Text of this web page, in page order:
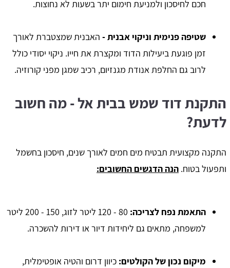
חכם לחיסכון ולמניעת חימום יתר בשעות לא נחוצות.
שטיפה פנימית וניקוי אבנית - האבנית שמצטברת לאורך
זמן פוגעת ביעילות הדוד ומקצרת את חייו. ניקוי יסודי כולל
לרוב גם החלפת אנודת מגנזיום, רכיב שמגן מפני קורוזיה.
התקנת דוד שמש בבית אל - מה חשוב
לדעת?
התקנה מקצועית תבטיח מים חמים לאורך שנים, חיסכון בחשמל
ותפעול בטוח. הנה הדגשים החשובים:
התאמת נפח לצריכה:
80 - 120 ליטר לזוג, 150 - 200 ליטר
למשפחה, מתאים גם ליחידות דיור או דירות להשכרה.
מיקום נכון של הקולטים: כיוון דרום והטיה אופטימלית,